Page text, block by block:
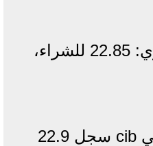
البنك الأهلي المصري: 22.85 للشراء،
البنك التجاري الدولي cib سجل 22.9